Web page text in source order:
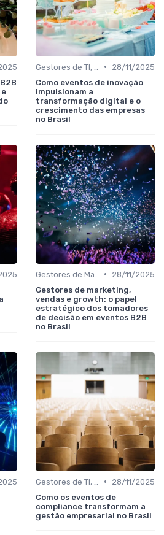
•
28/11/2025
Como eventos de inovação
impulsionam a
transformação digital e o
crescimento das empresas
no Brasil
•
28/11/2025
Gestores de marketing,
vendas e growth: o papel
estratégico dos tomadores
de decisão em eventos B2B
no Brasil
•
28/11/2025
Como os eventos de
compliance transformam a
gestão empresarial no Brasil